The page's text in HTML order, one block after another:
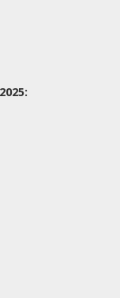
20.00 uur
– 17.00 uur